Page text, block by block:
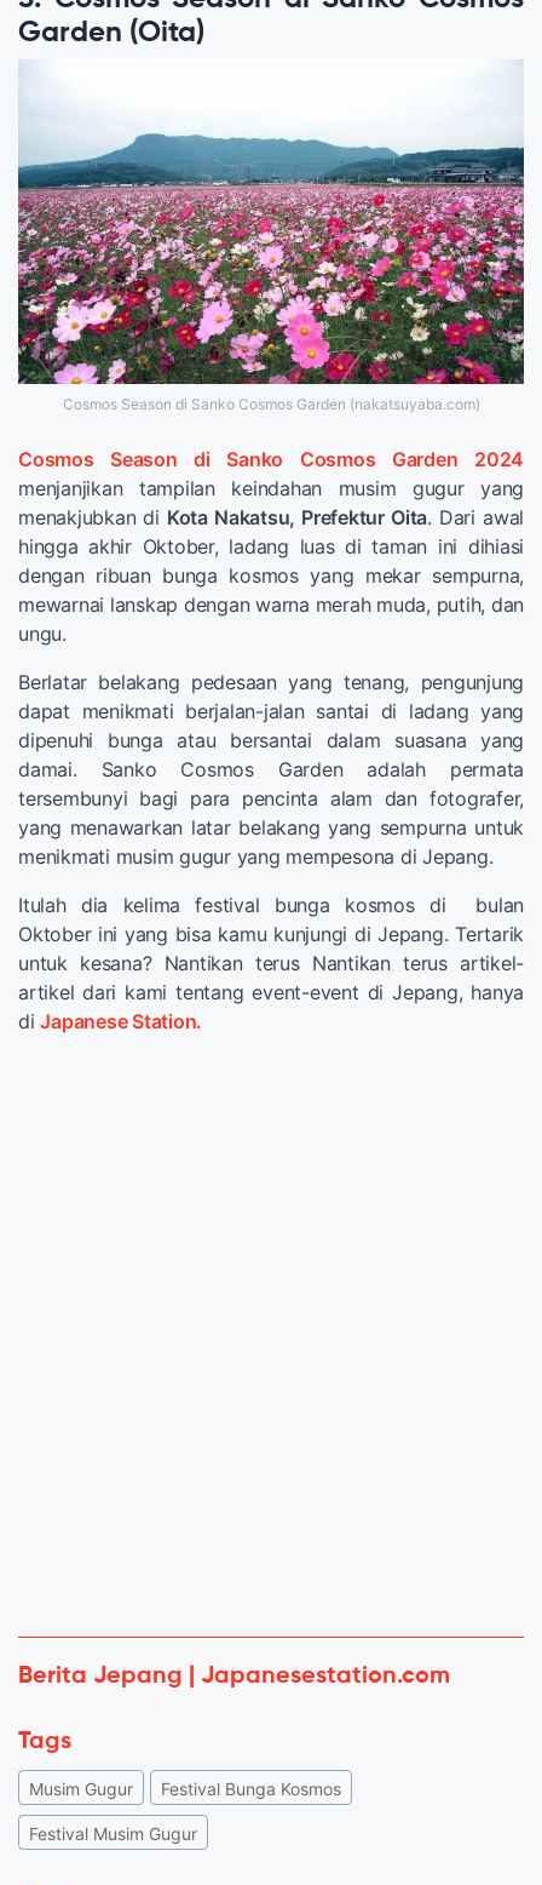
Garden (Oita)
Cosmos Season di Sanko Cosmos Garden (nakatsuyaba.com)
Cosmos Season di Sanko Cosmos Garden 2024
menjanjikan tampilan keindahan musim gugur yang
menakjubkan di Kota Nakatsu, Prefektur Oita. Dari awal
hingga akhir Oktober, ladang luas di taman ini dihiasi
dengan ribuan bunga kosmos yang mekar sempurna,
mewarnai lanskap dengan warna merah muda, putih, dan
ungu.
Berlatar belakang pedesaan yang tenang, pengunjung
dapat menikmati berjalan-jalan santai di ladang yang
dipenuhi bunga atau bersantai dalam suasana yang
damai. Sanko Cosmos Garden adalah permata
tersembunyi bagi para pencinta alam dan fotografer,
yang menawarkan latar belakang yang sempurna untuk
menikmati musim gugur yang mempesona di Jepang.
Itulah dia kelima festival bunga kosmos di bulan
Oktober ini yang bisa kamu kunjungi di Jepang. Tertarik
untuk kesana? Nantikan terus Nantikan terus artikel-
artikel dari kami tentang event-event di Jepang, hanya
diJapanese Station.
Berita Jepang | Japanesestation.com
Tags
Musim Gugur Festival Bunga Kosmos
Festival Musim Gugur